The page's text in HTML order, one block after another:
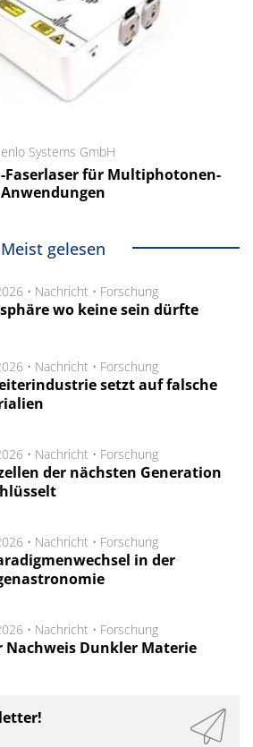
Systems GmbH
Faserlaser für Multiphotonen-
Anwendungen
Meist gelesen
• Nachricht • Forschung
wo keine sein dürfte
• Nachricht • Forschung
setzt auf falsche
• Nachricht • Forschung
der nächsten Generation
• Nachricht • Forschung
in der
• Nachricht • Forschung
Nachweis Dunkler Materie